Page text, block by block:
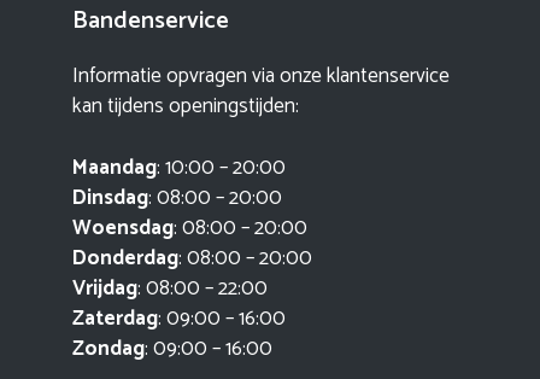
Bandenservice
Informatie opvragen via onze klantenservice
kan tijdens openingstijden:
Maandag: 10:00 – 20:00
Dinsdag: 08:00 – 20:00
Woensdag: 08:00 – 20:00
Donderdag: 08:00 – 20:00
Vrijdag: 08:00 – 22:00
Zaterdag: 09:00 – 16:00
Zondag: 09:00 – 16:00